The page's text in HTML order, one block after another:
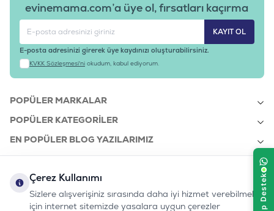
evinemama.com’a üye ol, fırsatları kaçırma
KAYIT OL
E-posta adresinizi girerek üye kaydınızı oluşturabilirsiniz.
KVKK Sözleşmesi'ni okudum, kabul ediyorum.
POPÜLER MARKALAR
POPÜLER KATEGORILER
EN POPÜLER BLOG YAZILARIMIZ
KURUMSAL
Çerez Kullanımı
Sizlere alışverişiniz sırasında daha iyi hizmet verebilmek
için internet sitemizde yasalara uygun çerezler